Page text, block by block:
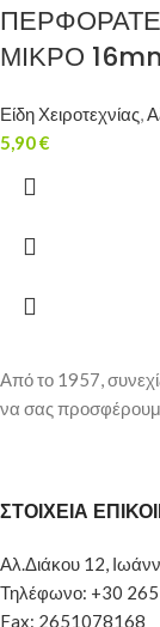
ΜΙΚΡΟ
Είδη Χειροτεχνίας,
5,90€
Από το 1957,
να σας
ΣΤΟΙΧΕΙΑ
Αλ.Διάκου 12,
Τηλέφωνο: +30
Fax: 2651078168